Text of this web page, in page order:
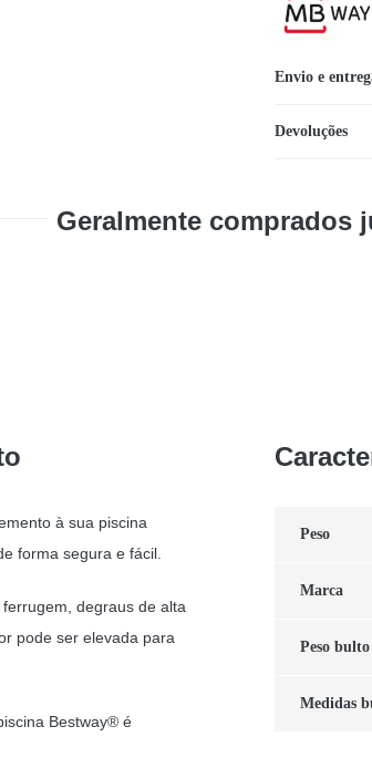
Envio e
Devoluções
Geralmente comprados
à sua piscina
forma segura e fácil.
degraus de alta
pode ser elevada para
Bestway® é
Peso
Marca
Peso
Medidas